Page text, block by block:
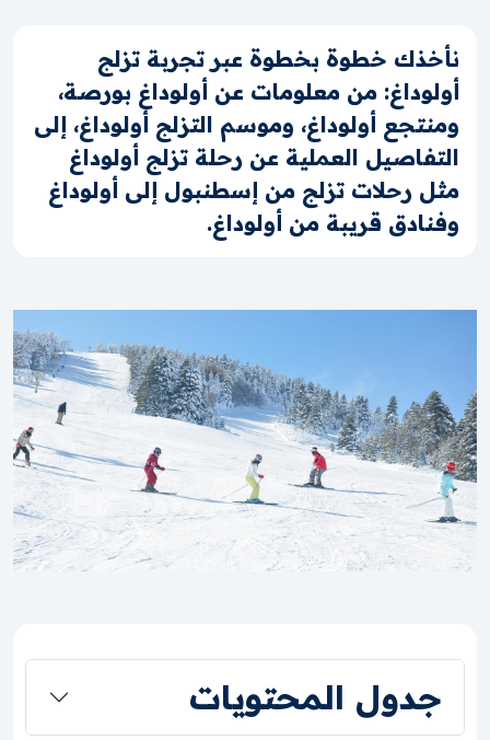
نأخذك خطوة بخطوة عبر تجربة تزلج
أولوداغ: من معلومات عن أولوداغ بورصة،
ومنتجع أولوداغ، وموسم التزلج أولوداغ، إلى
التفاصيل العملية عن رحلة تزلج أولوداغ
مثل رحلات تزلج من إسطنبول إلى أولوداغ
وفنادق قريبة من أولوداغ.
جدول المحتويات